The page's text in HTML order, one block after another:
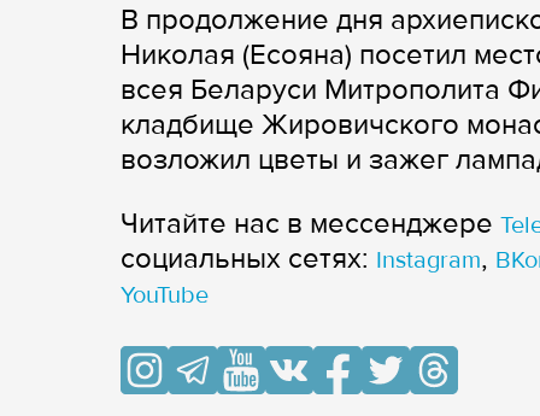
В продолжение дня
Николая (Есояна) посетил
всея Беларуси Митрополита
кладбище Жировичского
возложил цветы и зажег
Читайте нас в мессенджере
cоциальных сетях: Instagram,
YouTube